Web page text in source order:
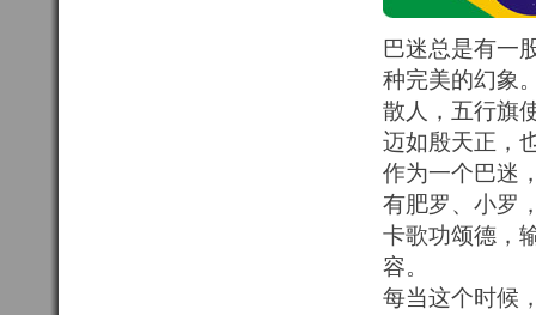
巴迷总是有一
种完美的幻象
散人，五行旗
迈如殷天正，
作为一个巴迷
有肥罗、小罗
卡歌功颂德，
容。
每当这个时候